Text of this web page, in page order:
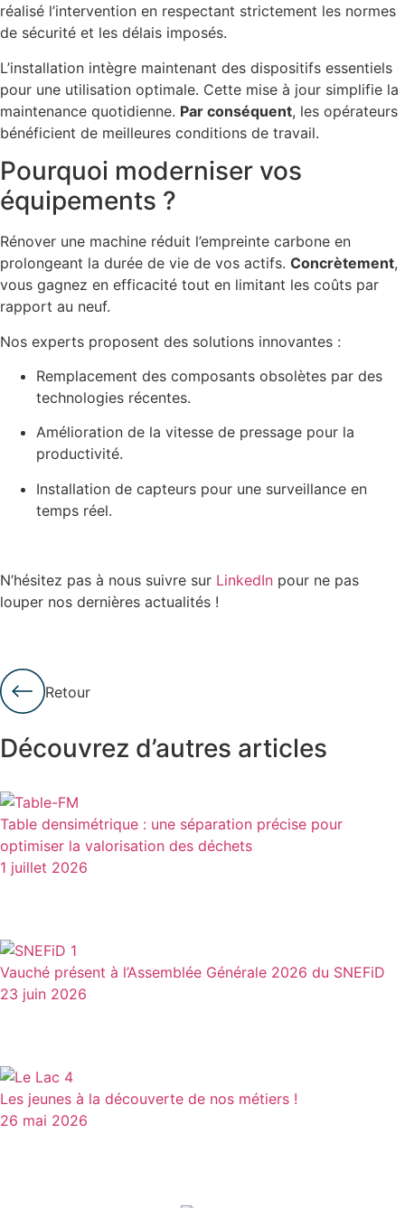
réalisé l’intervention en respectant strictement les normes
de sécurité et les délais imposés.
L’installation intègre maintenant des dispositifs essentiels
pour une utilisation optimale. Cette mise à jour simplifie la
maintenance quotidienne. Par conséquent, les opérateurs
bénéficient de meilleures conditions de travail.
Pourquoi moderniser vos
équipements ?
Rénover une machine réduit l’empreinte carbone en
prolongeant la durée de vie de vos actifs. Concrètement,
vous gagnez en efficacité tout en limitant les coûts par
rapport au neuf.
Nos experts proposent des solutions innovantes :
Remplacement des composants obsolètes par des
technologies récentes.
Amélioration de la vitesse de pressage pour la
productivité.
Installation de capteurs pour une surveillance en
temps réel.
N’hésitez pas à nous suivre sur LinkedIn pour ne pas
louper nos dernières actualités !
Retour
Découvrez d’autres articles
Table densimétrique : une séparation précise pour
optimiser la valorisation des déchets
1 juillet 2026
Vauché présent à l’Assemblée Générale 2026 du SNEFiD
23 juin 2026
Les jeunes à la découverte de nos métiers !
26 mai 2026